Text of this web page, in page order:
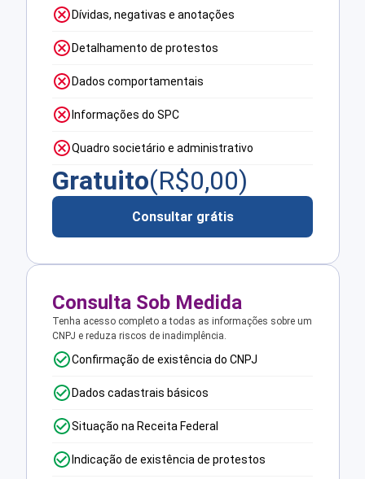
Dívidas, negativas e anotações
Detalhamento de protestos
Dados comportamentais
Informações do SPC
Quadro societário e administrativo
Gratuito(R$0,00)
Consultar grátis
Consulta Sob Medida
Tenha acesso completo a todas as informações sobre um
CNPJ e reduza riscos de inadimplência.
Confirmação de existência do CNPJ
Dados cadastrais básicos
Situação na Receita Federal
Indicação de existência de protestos